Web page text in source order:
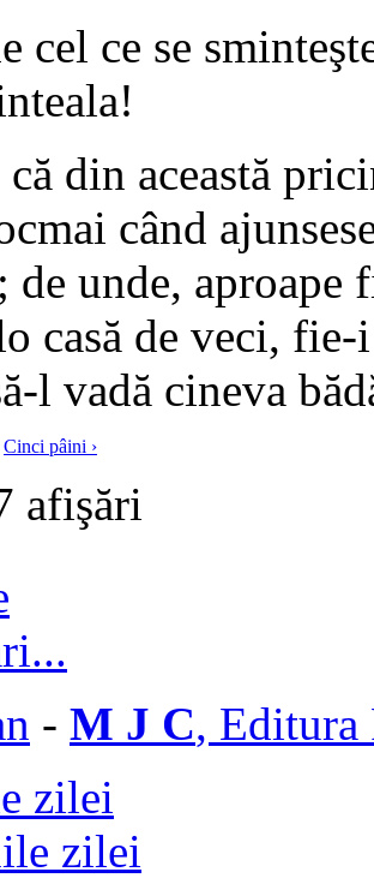
cel ce se
că din această
când
de unde,
casă de veci,
l vadă cineva
Cinci pâini ›
afişări
- M J C, Editura
zilei
zilei